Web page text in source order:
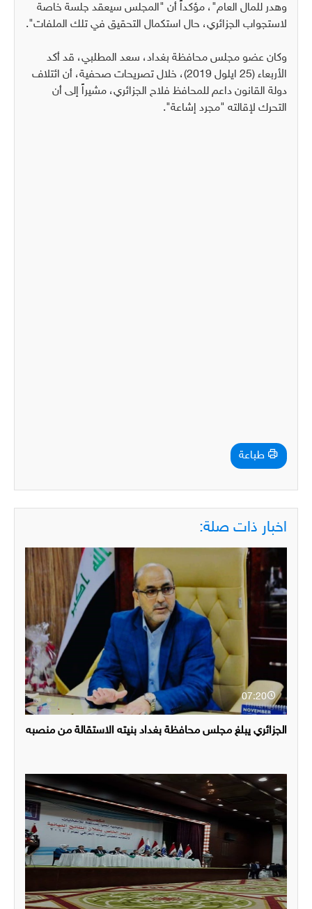
وهدر للمال العام"، مؤكداً أن "المجلس سيعقد جلسة خاصة
لاستجواب الجزائري، حال استكمال التحقيق في تلك الملفات".
وكان عضو مجلس محافظة بغداد، سعد المطلبي، قد أكد
الأربعاء (25 ايلول 2019)، خلال تصريحات صحفية، أن ائتلاف
دولة القانون داعم للمحافظ فلاح الجزائري، مشيراً إلى أن
التحرك لإقالته "مجرد إشاعة".
طباعة
اخبار ذات صلة:
07:20
الجزائري يبلغ مجلس محافظة بغداد بنيته الاستقالة من منصبه